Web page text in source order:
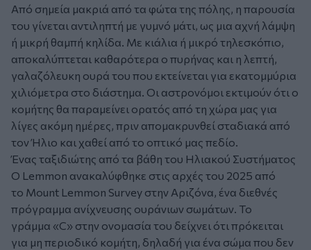
Από σημεία μακριά από τα φώτα της πόλης, η παρουσία
του γίνεται αντιληπτή με γυμνό μάτι, ως μια αχνή λάμψη
ή μικρή θαμπή κηλίδα. Με κιάλια ή μικρό τηλεσκόπιο,
αποκαλύπτεται καθαρότερα ο πυρήνας και η λεπτή,
γαλαζόλευκη ουρά του που εκτείνεται για εκατομμύρια
χιλιόμετρα στο διάστημα. Οι αστρονόμοι εκτιμούν ότι ο
κομήτης θα παραμείνει ορατός από τη χώρα μας για
λίγες ακόμη ημέρες, πριν απομακρυνθεί σταδιακά από
τον Ήλιο και χαθεί από το οπτικό μας πεδίο.
Ένας ταξιδιώτης από τα βάθη του Ηλιακού Συστήματος
Ο Lemmon ανακαλύφθηκε στις αρχές του 2025 από
το Mount Lemmon Survey στην Αριζόνα, ένα διεθνές
πρόγραμμα ανίχνευσης ουράνιων σωμάτων. Το
γράμμα «C» στην ονομασία του δείχνει ότι πρόκειται
για μη περιοδικό κομήτη, δηλαδή για ένα σώμα που δεν